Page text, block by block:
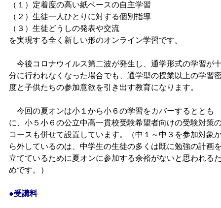
（１）定着度の高い紙ベースの自主学習
（２）生徒一人ひとりに対する個別指導
（３）生徒どうしの発表や交流
を実現する全く新しい形のオンライン学習です。
今後コロナウイルス第二波が発生し、通学形式の学習が
分に行われなくなった場合でも、通学型の授業以上の学習
度と子供たちの参加意欲を引き出す教育になります。
今回の夏オンは小１から小６の学習をカバーするととも
に、小５小６の公立中高一貫校受験希望者向けの受験対策
コースも併せて設置しています。（中１～中３を参加対象
ら外しているのは、中学生の生徒の多くは既に勉強の計画
立てているために夏オンに参加する余裕がないと思われる
めです。）
●受講料